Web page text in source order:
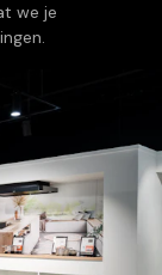
we je